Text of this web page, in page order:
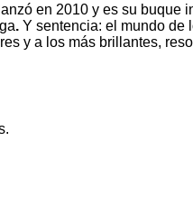
en 2010 y es su buque
. Y sentencia: el mundo de
y a los más brillantes,